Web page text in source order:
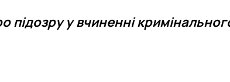
підозру у вчиненні